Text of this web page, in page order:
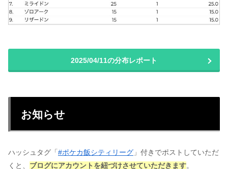
2025/04/11の分布レポート
お知らせ
ハッシュタグ「 #ポケカ飯シティリーグ 」付きでポストしていただ
くと、 ブログにアカウントを紐づけさせていただきます。